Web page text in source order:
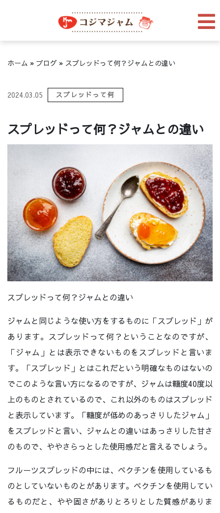
ホーム » ブログ » スプレッドって何？ジャムとの違い
2024.03.05 スプレッドって何
スプレッドって何？ジャムとの違い
スプレッドって何？ジャムとの違い
ジャムと同じような使い方をするものに「スプレッド」が
あります。スプレッドって何？ということなのですが、
「ジャム」とは表示できないものをスプレッドと言いま
す。「スプレッド」とはこれだという明確なものはないの
でこのような言い方になるのですが、ジャムは糖度40度以
上のものとされているので、これ以外のものはスプレッド
と表示しています。「糖度が低めのあっさりしたジャム」
をスプレッドと言い、ジャムとの違いはあっさりした甘さ
のもので、ややさらっとした使用感だと言えるでしょう。
フルーツスプレッドの中には、ペクチンを使用しているも
のとしていないものとがあります。ペクチンを使用してい
るものだと、やや固さがありとろりとした質感がありま